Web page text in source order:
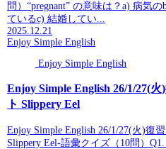
問）“pregnant” の意味は？a) 病気の
ているc) 結婚してい...
2025.12.21
Enjoy Simple English
Enjoy Simple English
Enjoy Simple English 26/1/27(火
ト Slippery Eel
Enjoy Simple English 26/1/27(火)復
Slippery Eel-語彙クイズ（10問）